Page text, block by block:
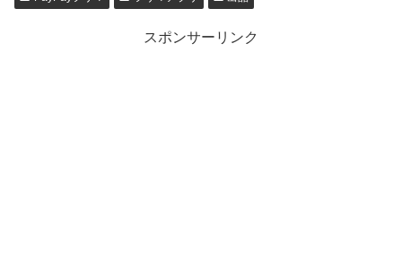
スポンサーリンク